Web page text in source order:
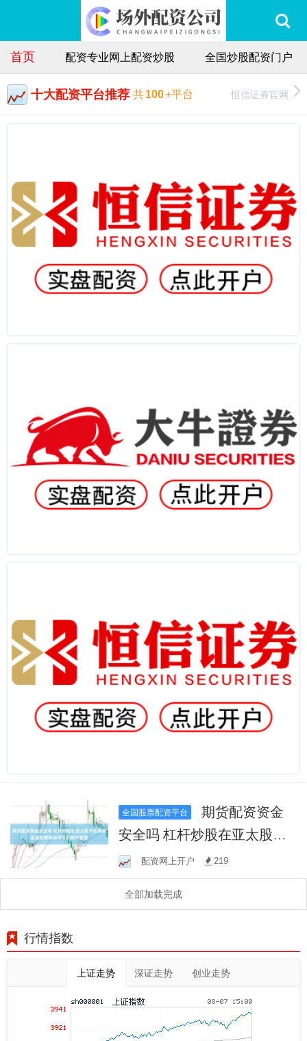
首页 配资专业网上配资炒股 全国炒股配资门户
十大配资平台推荐 共100+平台 恒信证券官网
全国股票配资平台
期货配资资金
安全吗 杠杆炒股在亚太股市
在指数反复拉锯阶段中下的
资产配置
配资网上开户 219
全部加载完成
行情指数
上证走势 深证走势 创业走势